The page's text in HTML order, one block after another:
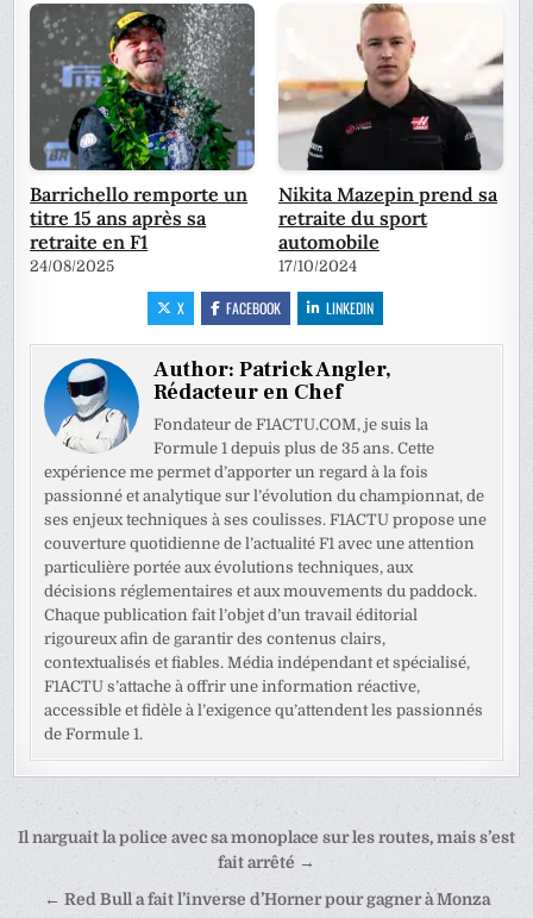
Barrichello remporte un
titre 15 ans après sa
retraite en F1
24/08/2025
Nikita Mazepin prend sa
retraite du sport
automobile
17/10/2024
X FACEBOOK LINKEDIN
Author:Patrick Angler,
Rédacteur en Chef
Fondateur de F1ACTU.COM, je suis la
Formule 1 depuis plus de 35 ans. Cette
expérience me permet d’apporter un regard à la fois
passionné et analytique sur l’évolution du championnat, de
ses enjeux techniques à ses coulisses. F1ACTU propose une
couverture quotidienne de l’actualité F1 avec une attention
particulière portée aux évolutions techniques, aux
décisions réglementaires et aux mouvements du paddock.
Chaque publication fait l’objet d’un travail éditorial
rigoureux afin de garantir des contenus clairs,
contextualisés et fiables. Média indépendant et spécialisé,
F1ACTU s’attache à offrir une information réactive,
accessible et fidèle à l’exigence qu’attendent les passionnés
de Formule 1.
Navigation
l’article
Il narguait la police avec sa monoplace sur les routes, mais s’est
fait arrêté →
← Red Bull a fait l’inverse d’Horner pour gagner à Monza